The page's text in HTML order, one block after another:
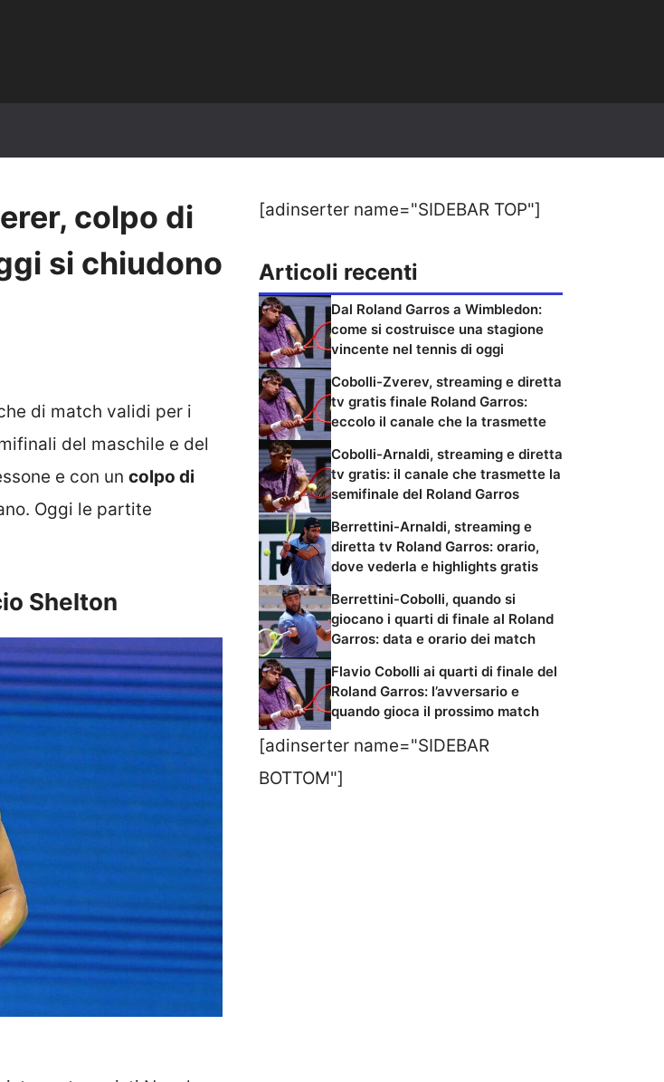
colpo di
si chiudono
di match validi per i
del maschile e del
e con un colpo di
Oggi le partite
Shelton
[adinserter name="SIDEBAR TOP"]
Articoli recenti
Dal Roland Garros a Wimbledon:
come si costruisce una stagione
vincente nel tennis di oggi
Cobolli-Zverev, streaming e diretta
tv gratis finale Roland Garros:
eccolo il canale che la trasmette
Cobolli-Arnaldi, streaming e diretta
tv gratis: il canale che trasmette la
semifinale del Roland Garros
Berrettini-Arnaldi, streaming e
diretta tv Roland Garros: orario,
dove vederla e highlights gratis
Berrettini-Cobolli, quando si
giocano i quarti di finale al Roland
Garros: data e orario dei match
Flavio Cobolli ai quarti di finale del
Roland Garros: l’avversario e
quando gioca il prossimo match
[adinserter name="SIDEBAR
BOTTOM"]